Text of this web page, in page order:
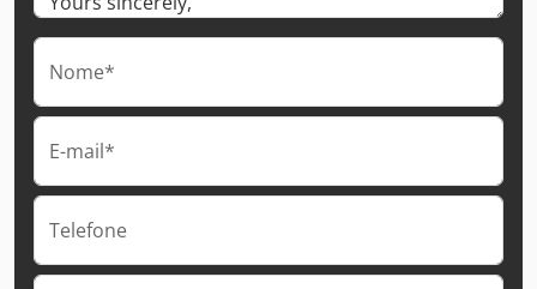
Nome*
E-mail*
Telefone